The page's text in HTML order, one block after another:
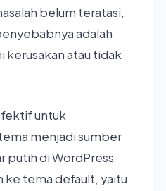
belum teratasi,
adalah
kerusakan atau tidak
untuk
menjadi sumber
putih di WordPress
ke tema default, yaitu